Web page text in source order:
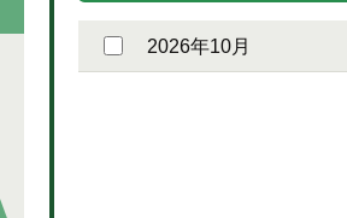
2026年10月